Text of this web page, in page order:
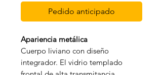
Pedido anticipado
Apariencia metálica
Cuerpo liviano con diseño
integrador. El vidrio templado